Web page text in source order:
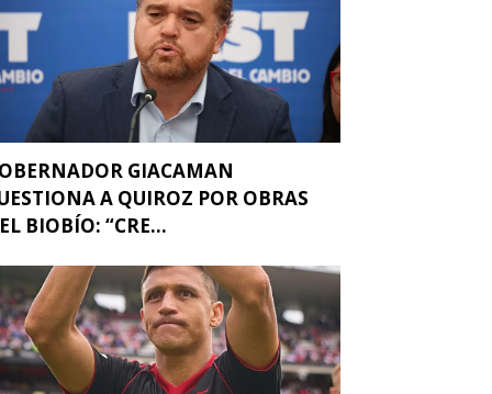
GIACAMAN
A QUIROZ POR OBRAS
BIOBÍO: “CRE...